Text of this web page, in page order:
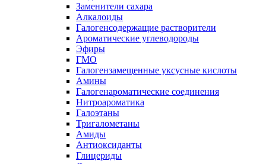
Заменители сахара
Алкалоиды
Галогенсодержащие растворители
Ароматические углеводороды
Эфиры
ГМО
Галогензамещенные уксусные кислоты
Амины
Галогенароматические соединения
Нитроароматика
Галоэтаны
Тригалометаны
Амиды
Антиоксиданты
Глицериды